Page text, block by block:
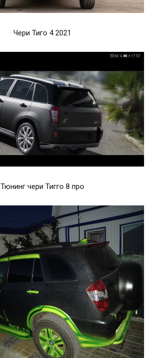
Чери Тиго 4 2021
Тюнинг чери Тигго 8 про